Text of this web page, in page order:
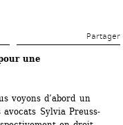
Partager
une
voyons d’abord un
Sylvia Preuss-